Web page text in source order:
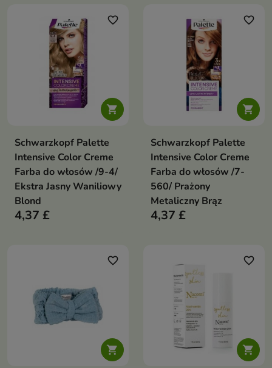
paleta 8
niesamowicie
kolorowych i
napigmentowanych
powiek.
Paletka zawiera
cienie o
matowym
dołączony jest
wygodny,
który będzie
doskonałym
wykończeniem
każdego
oka.
formułamaskary
i wydłuża
rzęsy
spojrzenie
będzie
wyglądało
zjawiskowo

favorite_border
Schwarzkopf Palette
Intensive Color Creme
Farba do włosów /9-4/
Ekstra Jasny Waniliowy
Blond
4,37 £

favorite_border
Schwarzkopf Palette
Intensive Color Creme
Farba do włosów /7-
560/ Prażony
Metaliczny Brąz
4,37 £

favorite_border

favorite_border